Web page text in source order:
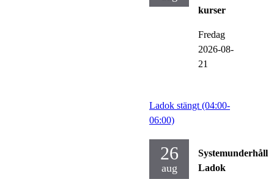
kurser
Fredag
2026-08-
21
Ladok stängt (04:00-
06:00)
26
aug
Systemunderhåll
Ladok